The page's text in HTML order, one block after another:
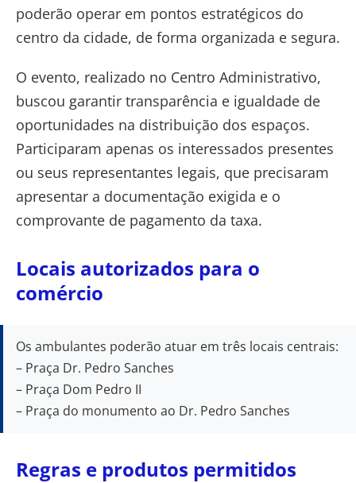
poderão operar em pontos estratégicos do
centro da cidade, de forma organizada e segura.
O evento, realizado no Centro Administrativo,
buscou garantir transparência e igualdade de
oportunidades na distribuição dos espaços.
Participaram apenas os interessados presentes
ou seus representantes legais, que precisaram
apresentar a documentação exigida e o
comprovante de pagamento da taxa.
Locais autorizados para o
comércio
Os ambulantes poderão atuar em três locais centrais:
– Praça Dr. Pedro Sanches
– Praça Dom Pedro II
– Praça do monumento ao Dr. Pedro Sanches
Regras e produtos permitidos